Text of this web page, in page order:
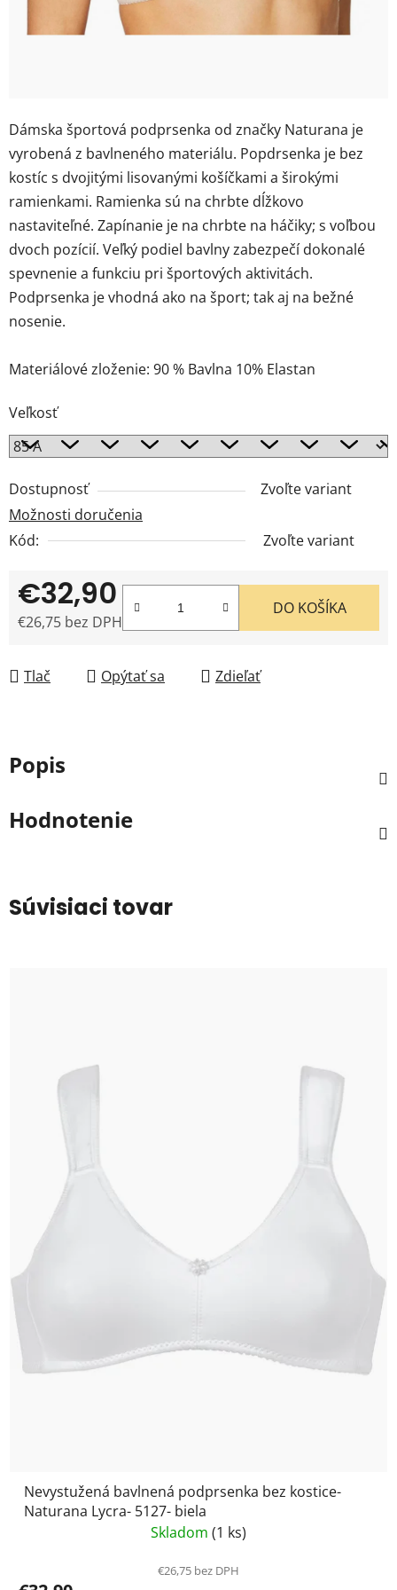
Dámska športová podprsenka od značky Naturana je
vyrobená z bavlneného materiálu. Popdrsenka je bez
kostíc s dvojitými lisovanými košíčkami a širokými
ramienkami. Ramienka sú na chrbte dĺžkovo
nastaviteľné. Zapínanie je na chrbte na háčiky; s voľbou
dvoch pozícií. Veľký podiel bavlny zabezpečí dokonalé
spevnenie a funkciu pri športových aktivitách.
Podprsenka je vhodná ako na šport; tak aj na bežné
nosenie.
Materiálové zloženie: 90 % Bavlna 10% Elastan
Veľkosť
Dostupnosť
Zvoľte variant
Možnosti doručenia
Kód:
Zvoľte variant
€32,90
€26,75 bez DPH
DO KOŠÍKA
Tlač Opýtať sa Zdieľať
Popis
Hodnotenie
Súvisiaci tovar
Nevystužená bavlnená podprsenka bez kostice-
Naturana Lycra- 5127- biela
Skladom (1 ks)
€26,75 bez DPH